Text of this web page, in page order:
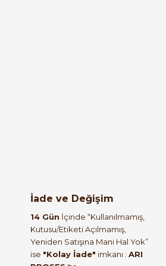
İade ve Değişim
14 Gün İçinde “Kullanılmamış,
Kutusu/Etiketi Açılmamış,
Yeniden Satışına Mani Hal Yok”
ise "Kolay İade" imkanı : ARI